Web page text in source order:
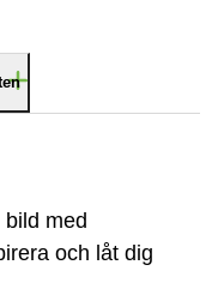
med
och låt dig